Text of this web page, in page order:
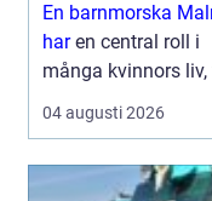
En barnmorska
haren central roll i
många kvinnors
04 augusti 2026